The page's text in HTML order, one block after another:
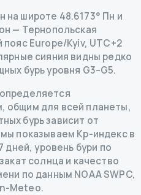
на широте 48.6173° Пн и
— Тернопольская
Europe/Kyiv, UTC+2
сияния видны редко
бурь уровня G3–G5.
общим для всей планеты,
бурь зависит от
показываем Kp-индекс в
дней, уровень бури по
солнца и качество
по данным NOAA SWPC,
Meteo.